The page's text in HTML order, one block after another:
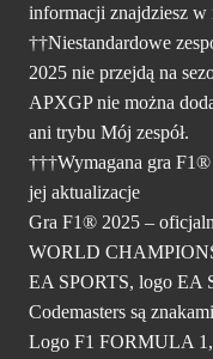
informacji znajdziesz w
††Niestandardowe
2025 nie przejdą na
APXGP nie można
ani trybu Mój zespół.
†††Wymagana gra
jej aktualizacje
Gra F1® 2025 –
WORLD
EA SPORTS, logo EA
Codemasters są
Logo F1 FORMULA